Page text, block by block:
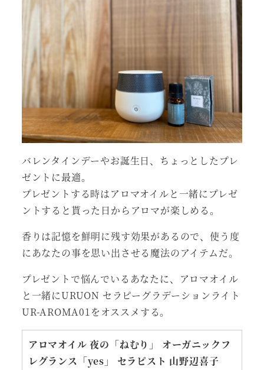
バレンタインデーやお誕生日、ちょっとしたプレ
ゼントに最適。
プレゼントする時はアロマオイルと一緒にプレゼ
ントすると貰った日からアロマが楽しめる。
香りは記憶を鮮明に残す効果があるので、使う度
にあなたの事を思い出させる魔法のアイテムだ。
プレゼントで悩んでいるあなたに、アロマオイル
と一緒にURUON セラピーグラデーションライト
UR-AROMA01をオススメする。
アロマオイル 夜の「ねむり」 オーガニックフ
レグランス「yes」 セラピスト 山野辺喜子